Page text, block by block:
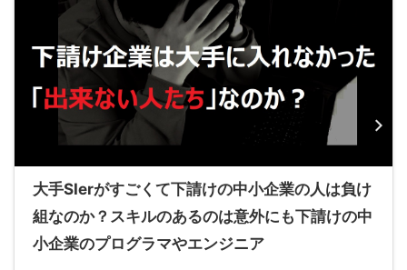
大手SIerがすごくて下請けの中小企業の人は負け
組なのか？スキルのあるのは意外にも下請けの中
小企業のプログラマやエンジニア